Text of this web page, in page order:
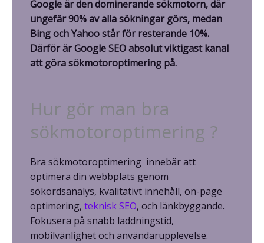
Google är den dominerande sökmotorn, där
ungefär 90% av alla sökningar görs, medan
Bing och Yahoo står för resterande 10%.
Därför är Google SEO absolut viktigast kanal
att göra sökmotoroptimering på.
Hur gör man bra
sökmotoroptimering ?
Bra sökmotoroptimering innebär att
optimera din webbplats genom
sökordsanalys, kvalitativt innehåll, on-page
optimering, teknisk SEO, och länkbyggande.
Fokusera på snabb laddningstid,
mobilvänlighet och användarupplevelse.